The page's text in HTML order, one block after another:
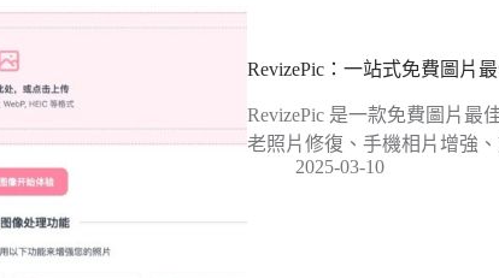
RevizePic：一站式免費圖片
RevizePic 是一款免費圖片最
老照片修復、手機相片增強
2025-03-10